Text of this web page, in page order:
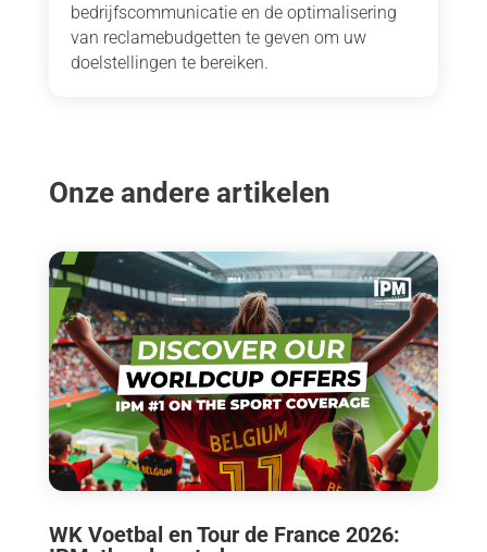
bedrijfscommunicatie en de optimalisering
van reclamebudgetten te geven om uw
doelstellingen te bereiken.
Onze andere artikelen
WK Voetbal en Tour de France 2026: